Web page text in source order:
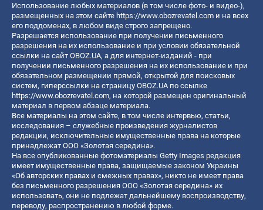
Использование любых материалов (в том числе фото- и видео-),
размещенных на этом сайте https://www.obozrevatel.com и на всех
его поддоменах, в любом виде строго запрещено.
Разрешается использование при получении письменного
разрешения на их использование и при условии обязательной
ссылки на сайт OBOZ.UA, а для интернет-изданий - при
получении письменного разрешения на их использование и при
обязательном размещении прямой, открытой для поисковых
систем, гиперссылки на страницу OBOZ.UA по ссылке
https://www.obozrevatel.com, на которой размещен оригинальный
материал в первом абзаце материала.
Все материалы на этом сайте, в том числе интервью, статьи,
исследования – служебные произведения журналистов
редакции, исключительные имущественные права на которые
принадлежат ООО «Золотая середина».
На все опубликованные фотоматериалы Getty Images редакция
имеет имущественные права, защищаемые законом Украины
«Об авторских правах и смежных правах», никто не имеет права
без письменного разрешения ООО «Золотая середина» их
использовать, они не подлежат дальнейшему воспроизводству,
переводу, распространению в любой форме.